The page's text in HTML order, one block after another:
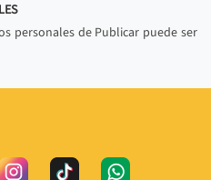
personales de Publicar puede ser